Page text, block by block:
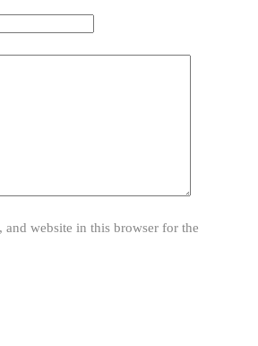
and website in this browser for the